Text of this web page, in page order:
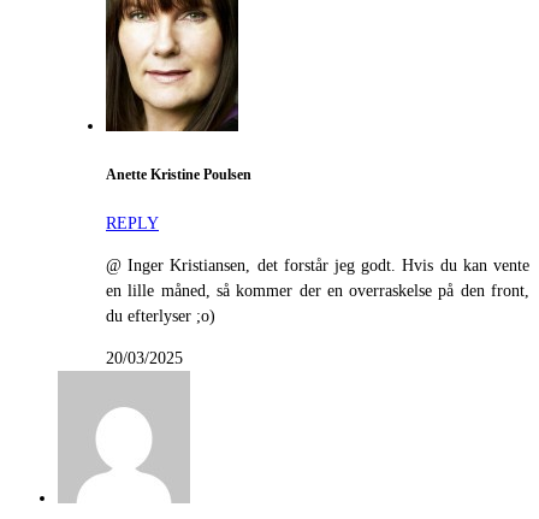
Anette Kristine Poulsen
REPLY
@ Inger Kristiansen, det forstår jeg godt. Hvis du kan vente
en lille måned, så kommer der en overraskelse på den front,
du efterlyser ;o)
20/03/2025